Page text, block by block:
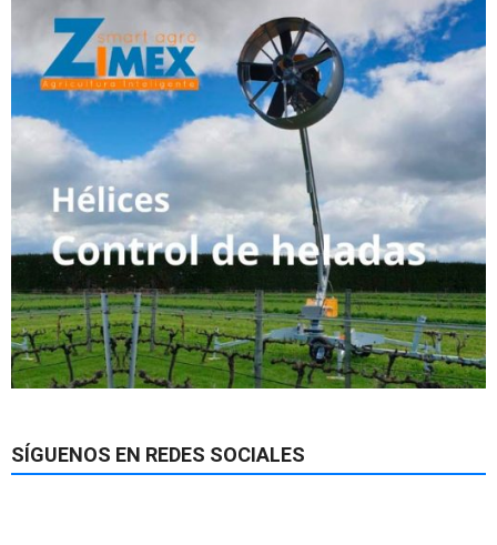
SÍGUENOS EN REDES SOCIALES